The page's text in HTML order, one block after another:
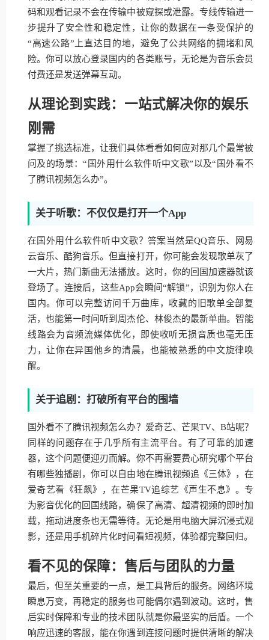
码和观看记录不会在传输中被窥探或泄露。专线传输进一
步提升了安全性和稳定性，让你的数据在一条受保护的
“高速公路”上直达目的地，避免了公共网络的拥堵和风
险。你可以放心登录国内的各类账号，无论是为音乐会员
付费还是发送弹幕互动。
从理论到实践：一站式解决你的娱乐
刚需
掌握了挑选标准，让我们具体看看如何应对那几个最常被
问及的场景：“国外用什么软件听中文歌”以及“国外看不
了腾讯视频怎么办”。
关于听歌：不仅仅是打开一个App
在国外用什么软件听中文歌？答案当然是QQ音乐、网易
云音乐、酷狗音乐。但直接打开，你可能会发现歌单灰了
一大片，热门新曲无法播放。这时，你的回国加速器就该
登场了。连接后，这些App会瞬间“解锁”，识别为你人在
国内。你可以完整访问千万曲库，收藏的旧歌单全部复
活，也能第一时间听到周杰伦、林俊杰的最新单曲。智能
线路会为音频流媒体优化，即使收听无损音质也毫无压
力，让你在异国他乡的清晨，也能被熟悉的中文旋律唤
醒。
关于追剧：打破所有平台的围墙
国外看不了腾讯视频怎么办？爱奇艺、芒果TV、B站呢？
同样的问题存在于几乎所有主流平台。有了可靠的加速
器，这个问题便迎刃而解。你不再需要费心研究哪个平台
有哪些独播剧，你可以自由地在腾讯视频追《三体》，在
爱奇艺看《狂飙》，在芒果TV追综艺《声生不息》。专
为影音优化的回国线路，确保了高清、超清视频的即时加
载，拖动进度条也无需等待。无论是用电脑大屏沉浸式观
影，还是用手机碎片化时间看短视频，体验都完整回归。
看不见的保障：售后与团队的力量
最后，但至关重要的一点，是工具背后的服务。网络环境
瞬息万变，再稳定的服务也可能偶尔遇到波动。这时，售
后实时保障和专业的技术团队就是你最坚实的后盾。一个
响应迅速的客服，能在你遇到连接问题时提供清晰的解决